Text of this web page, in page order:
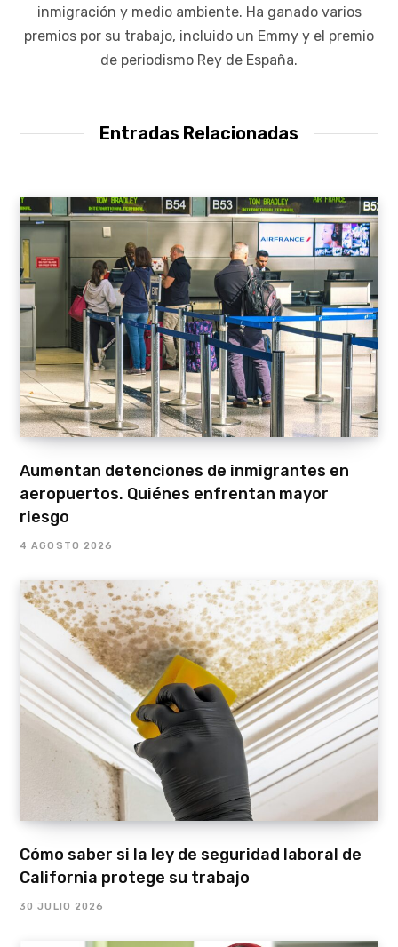
inmigración y medio ambiente. Ha ganado varios
premios por su trabajo, incluido un Emmy y el premio
de periodismo Rey de España.
Entradas Relacionadas
Aumentan detenciones de inmigrantes en
aeropuertos. Quiénes enfrentan mayor
riesgo
4 AGOSTO 2026
Cómo saber si la ley de seguridad laboral de
California protege su trabajo
30 JULIO 2026